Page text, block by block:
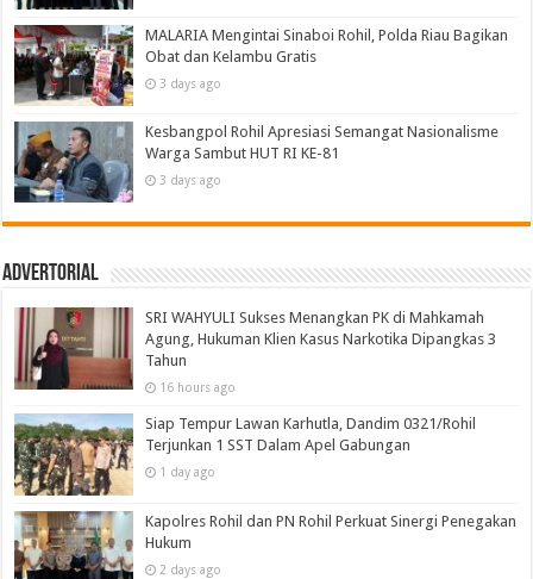
MALARIA Mengintai Sinaboi Rohil, Polda Riau Bagikan
Obat dan Kelambu Gratis
3 days ago
Kesbangpol Rohil Apresiasi Semangat Nasionalisme
Warga Sambut HUT RI KE-81
3 days ago
Advertorial
SRI WAHYULI Sukses Menangkan PK di Mahkamah
Agung, Hukuman Klien Kasus Narkotika Dipangkas 3
Tahun
16 hours ago
Siap Tempur Lawan Karhutla, Dandim 0321/Rohil
Terjunkan 1 SST Dalam Apel Gabungan
1 day ago
Kapolres Rohil dan PN Rohil Perkuat Sinergi Penegakan
Hukum
2 days ago